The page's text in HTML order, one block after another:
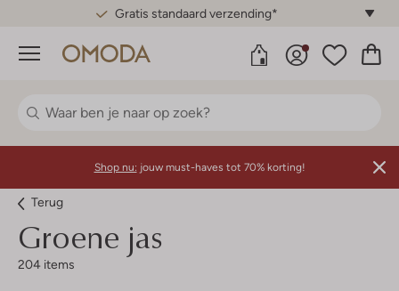
Gratis standaard verzending*
Menu
Shop nu: jouw must-haves tot 70% korting!
Terug
Groene jas
204 items